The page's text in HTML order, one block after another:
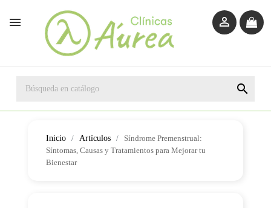
 

Inicio Artículos
Síndrome Premenstrual:
Síntomas, Causas y Tratamientos para Mejorar tu
Bienestar